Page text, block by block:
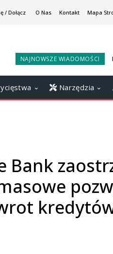
/ Dołącz O Nas Kontakt Mapa
NAJNOWSZE WIADOMOŚCI
Narzędzia
Bank